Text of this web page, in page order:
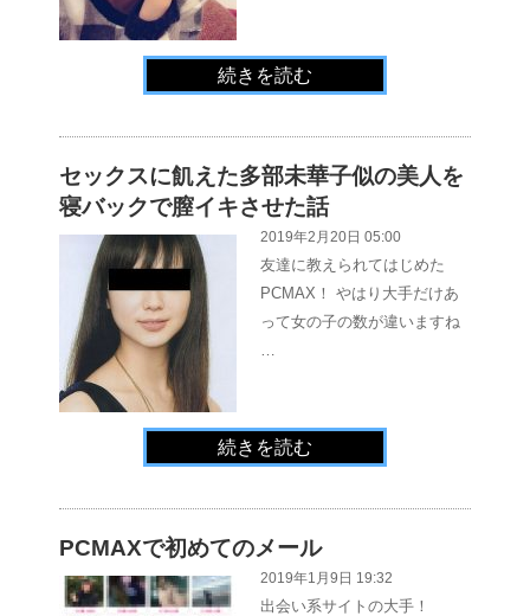
続きを読む
セックスに飢えた多部未華子似の美人を
寝バックで膣イキさせた話
2019年2月20日 05:00
友達に教えられてはじめた
PCMAX！ やはり大手だけあ
って女の子の数が違いますね
続きを読む
PCMAXで初めてのメール
2019年1月9日 19:32
出会い系サイトの大手！